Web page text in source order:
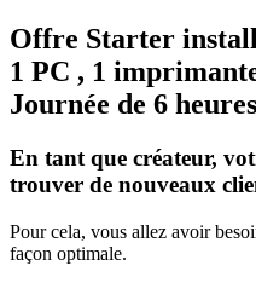
Offre Starter
1 PC , 1
Journée de 6 heures
En tant que créateur,
trouver de nouveaux
Pour cela, vous allez avoir
façon optimale.